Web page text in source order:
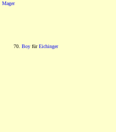
Mager
70. Boy fürEichinger